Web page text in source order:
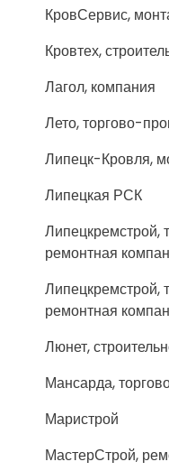
КровСервис,
Кровтех,
Лагол, компания
Лето, торгово-
Липецк-Кровля,
Липецкая РСК
Липецкремстрой,
ремонтная
Липецкремстрой,
ремонтная
Люнет,
Мансарда,
Маристрой
МастерСтрой,